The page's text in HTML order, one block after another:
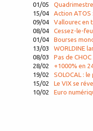
01/05
15/04
Action ATOS
09/04
Vallourec en
08/04
Cessez-le-
01/04
Bourses
13/03
WORLDINE
08/03
Pas de
28/02
+1000% en
19/02
SOLOCAL :
15/02
Le VIX se
10/02
Euro